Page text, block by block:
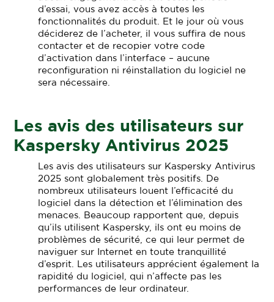
d’essai, vous avez accès à toutes les
fonctionnalités du produit. Et le jour où vous
déciderez de l’acheter, il vous suffira de nous
contacter et de recopier votre code
d’activation dans l’interface – aucune
reconfiguration ni réinstallation du logiciel ne
sera nécessaire.
Les avis des utilisateurs sur
Kaspersky Antivirus 2025
Les avis des utilisateurs sur Kaspersky Antivirus
2025 sont globalement très positifs. De
nombreux utilisateurs louent l’efficacité du
logiciel dans la détection et l’élimination des
menaces. Beaucoup rapportent que, depuis
qu’ils utilisent Kaspersky, ils ont eu moins de
problèmes de sécurité, ce qui leur permet de
naviguer sur Internet en toute tranquillité
d’esprit. Les utilisateurs apprécient également la
rapidité du logiciel, qui n’affecte pas les
performances de leur ordinateur.